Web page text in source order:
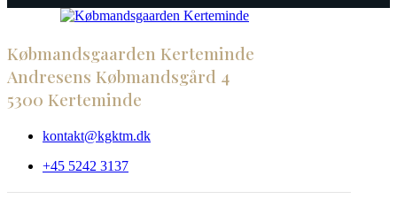
Købmandsgaarden Kerteminde
Andresens Købmandsgård 4
5300 Kerteminde
kontakt@kgktm.dk
+45 5242 3137